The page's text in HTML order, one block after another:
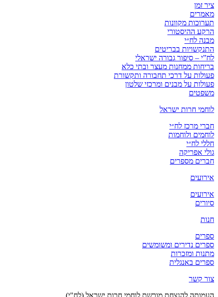
ציר זמן
מאמרים
תערוכות מקוונות
הרקע ההיסטורי
מבנה לח״י
התנקשויות בבריטים
לח”י – סיפור גבורה ישראלי
בריחות ממחנות מעצר ובתי כלא
פעולות על דרכי תחבורה ותקשורת
פעולות על מבנים ומרכזי שלטון
משפטים
לוחמי חרות ישראל
חברי מרכז לח״י
לוחמים ולוחמות
חללי לח״י
גולי אפריקה
חברים מספרים
אירועים
אירועים
סיורים
חנות
ספרים
ספרים נדירים ומשומשים
מתנות ומזכרות
ספרים באנגלית
צור קשר
העמותה להנצחת מורשת לוחמי חרות ישראל (לח"י)